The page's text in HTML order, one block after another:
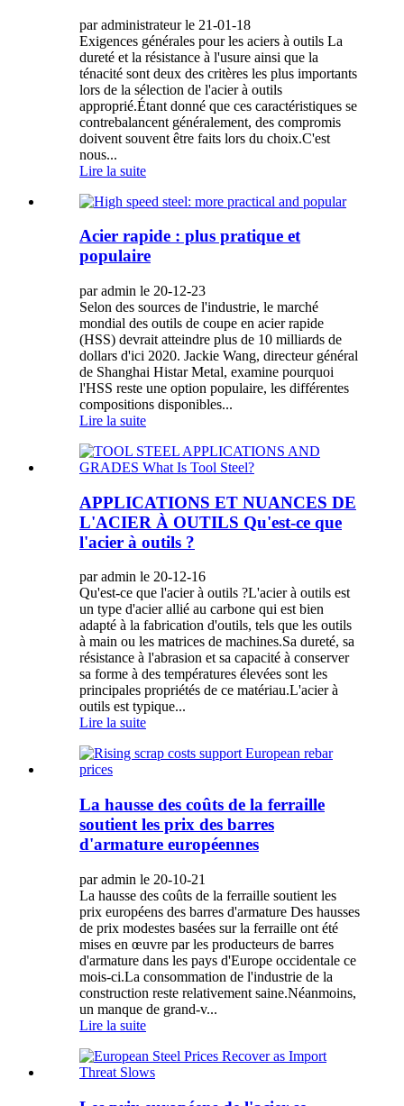
par administrateur le 21-01-18
Exigences générales pour les aciers à outils La
dureté et la résistance à l'usure ainsi que la
ténacité sont deux des critères les plus importants
lors de la sélection de l'acier à outils
approprié.Étant donné que ces caractéristiques se
contrebalancent généralement, des compromis
doivent souvent être faits lors du choix.C'est
nous...
Lire la suite
Acier rapide : plus pratique et
populaire
par admin le 20-12-23
Selon des sources de l'industrie, le marché
mondial des outils de coupe en acier rapide
(HSS) devrait atteindre plus de 10 milliards de
dollars d'ici 2020. Jackie Wang, directeur général
de Shanghai Histar Metal, examine pourquoi
l'HSS reste une option populaire, les différentes
compositions disponibles...
Lire la suite
APPLICATIONS ET NUANCES DE
L'ACIER À OUTILS Qu'est-ce que
l'acier à outils ?
par admin le 20-12-16
Qu'est-ce que l'acier à outils ?L'acier à outils est
un type d'acier allié au carbone qui est bien
adapté à la fabrication d'outils, tels que les outils
à main ou les matrices de machines.Sa dureté, sa
résistance à l'abrasion et sa capacité à conserver
sa forme à des températures élevées sont les
principales propriétés de ce matériau.L'acier à
outils est typique...
Lire la suite
La hausse des coûts de la ferraille
soutient les prix des barres
d'armature européennes
par admin le 20-10-21
La hausse des coûts de la ferraille soutient les
prix européens des barres d'armature Des hausses
de prix modestes basées sur la ferraille ont été
mises en œuvre par les producteurs de barres
d'armature dans les pays d'Europe occidentale ce
mois-ci.La consommation de l'industrie de la
construction reste relativement saine.Néanmoins,
un manque de grand-v...
Lire la suite